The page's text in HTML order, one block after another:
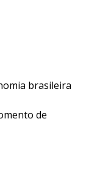
brasileira
de